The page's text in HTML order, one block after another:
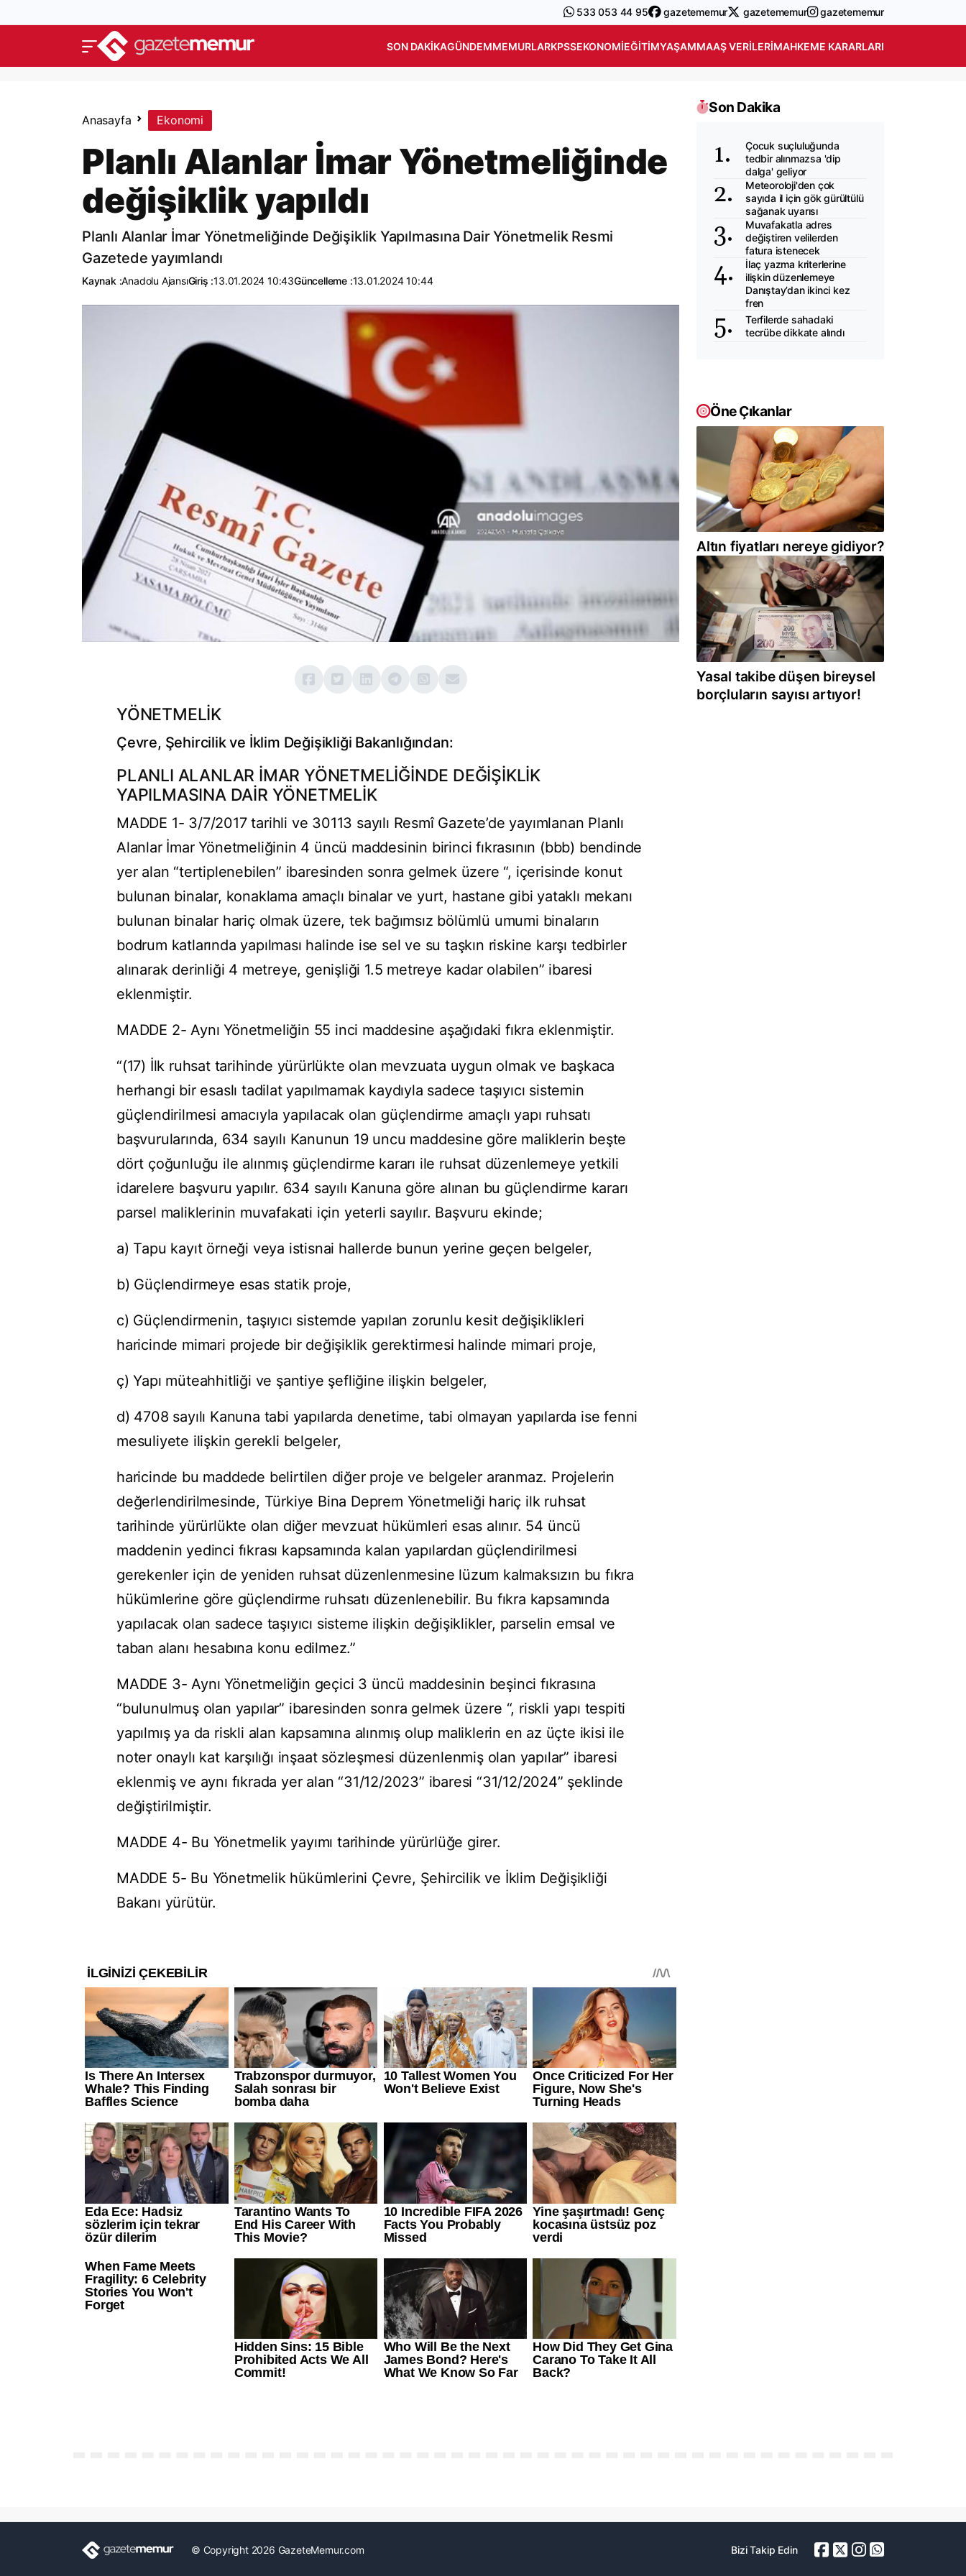
533 053 44 95 gazetememur gazetememur gazetememur
SON DAKIKAGÜNDEMMEMURLARKPSSEKONOMIEĞITIMYAŞAMMAAŞ VERILERIMAHKEME KARARLARI
Anasayfa Ekonomi
Planlı Alanlar İmar Yönetmeliğinde
değişiklik yapıldı
Planlı Alanlar İmar Yönetmeliğinde Değişiklik Yapılmasına Dair Yönetmelik Resmi
Gazetede yayımlandı
Kaynak :Anadolu AjansıGiriş :13.01.2024 10:43Güncelleme :13.01.2024 10:44
YÖNETMELİK
Çevre, Şehircilik ve İklim Değişikliği Bakanlığından:
PLANLI ALANLAR İMAR YÖNETMELİĞİNDE DEĞİŞİKLİK
YAPILMASINA DAİR YÖNETMELİK
MADDE 1- 3/7/2017 tarihli ve 30113 sayılı Resmî Gazete’de yayımlanan Planlı
Alanlar İmar Yönetmeliğinin 4 üncü maddesinin birinci fıkrasının (bbb) bendinde
yer alan “tertiplenebilen” ibaresinden sonra gelmek üzere “, içerisinde konut
bulunan binalar, konaklama amaçlı binalar ve yurt, hastane gibi yataklı mekanı
bulunan binalar hariç olmak üzere, tek bağımsız bölümlü umumi binaların
bodrum katlarında yapılması halinde ise sel ve su taşkın riskine karşı tedbirler
alınarak derinliği 4 metreye, genişliği 1.5 metreye kadar olabilen” ibaresi
eklenmiştir.
MADDE 2- Aynı Yönetmeliğin 55 inci maddesine aşağıdaki fıkra eklenmiştir.
“(17) İlk ruhsat tarihinde yürürlükte olan mevzuata uygun olmak ve başkaca
herhangi bir esaslı tadilat yapılmamak kaydıyla sadece taşıyıcı sistemin
güçlendirilmesi amacıyla yapılacak olan güçlendirme amaçlı yapı ruhsatı
başvurularında, 634 sayılı Kanunun 19 uncu maddesine göre maliklerin beşte
dört çoğunluğu ile alınmış güçlendirme kararı ile ruhsat düzenlemeye yetkili
idarelere başvuru yapılır. 634 sayılı Kanuna göre alınan bu güçlendirme kararı
parsel maliklerinin muvafakati için yeterli sayılır. Başvuru ekinde;
a) Tapu kayıt örneği veya istisnai hallerde bunun yerine geçen belgeler,
b) Güçlendirmeye esas statik proje,
c) Güçlendirmenin, taşıyıcı sistemde yapılan zorunlu kesit değişiklikleri
haricinde mimari projede bir değişiklik gerektirmesi halinde mimari proje,
ç) Yapı müteahhitliği ve şantiye şefliğine ilişkin belgeler,
d) 4708 sayılı Kanuna tabi yapılarda denetime, tabi olmayan yapılarda ise fenni
mesuliyete ilişkin gerekli belgeler,
haricinde bu maddede belirtilen diğer proje ve belgeler aranmaz. Projelerin
değerlendirilmesinde, Türkiye Bina Deprem Yönetmeliği hariç ilk ruhsat
tarihinde yürürlükte olan diğer mevzuat hükümleri esas alınır. 54 üncü
maddenin yedinci fıkrası kapsamında kalan yapılardan güçlendirilmesi
gerekenler için de yeniden ruhsat düzenlenmesine lüzum kalmaksızın bu fıkra
hükümlerine göre güçlendirme ruhsatı düzenlenebilir. Bu fıkra kapsamında
yapılacak olan sadece taşıyıcı sisteme ilişkin değişiklikler, parselin emsal ve
taban alanı hesabına konu edilmez.”
MADDE 3- Aynı Yönetmeliğin geçici 3 üncü maddesinin beşinci fıkrasına
“bulunulmuş olan yapılar” ibaresinden sonra gelmek üzere “, riskli yapı tespiti
yapılmış ya da riskli alan kapsamına alınmış olup maliklerin en az üçte ikisi ile
noter onaylı kat karşılığı inşaat sözleşmesi düzenlenmiş olan yapılar” ibaresi
eklenmiş ve aynı fıkrada yer alan “31/12/2023” ibaresi “31/12/2024” şeklinde
değiştirilmiştir.
MADDE 4- Bu Yönetmelik yayımı tarihinde yürürlüğe girer.
MADDE 5- Bu Yönetmelik hükümlerini Çevre, Şehircilik ve İklim Değişikliği
Bakanı yürütür.
Son Dakika
Çocuk suçluluğunda
tedbir alınmazsa 'dip
dalga' geliyor
Meteoroloji'den çok
sayıda il için gök gürültülü
sağanak uyarısı
Muvafakatla adres
değiştiren velilerden
fatura istenecek
İlaç yazma kriterlerine
ilişkin düzenlemeye
Danıştay’dan ikinci kez
fren
Terfilerde sahadaki
tecrübe dikkate alındı
Öne Çıkanlar
Altın fiyatları nereye gidiyor?
Yasal takibe düşen bireysel
borçluların sayısı artıyor!
© Copyright 2026 GazeteMemur.com Bizi Takip Edin